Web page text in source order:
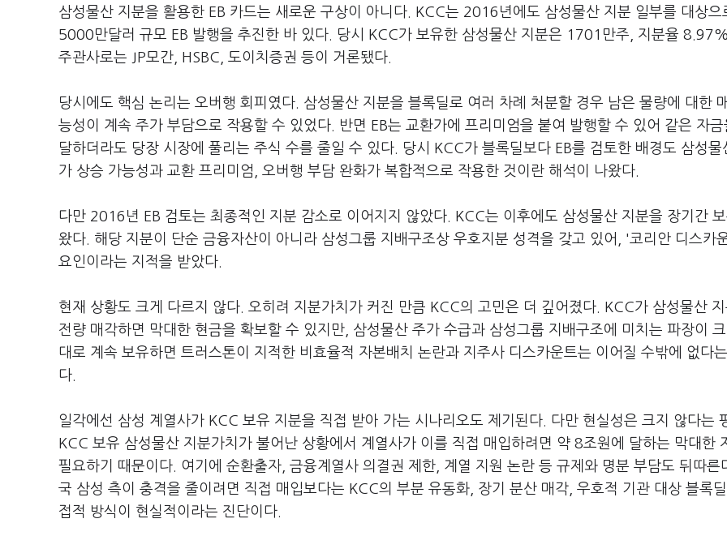
삼성물산 지분을 활용한 EB 카드는 새로운 구상이 아니다. KCC는 2016년에도 삼성물산 지분 일부를 대상으
5000만달러 규모 EB 발행을 추진한 바 있다. 당시 KCC가 보유한 삼성물산 지분은 1701만주, 지분율
주관사로는 JP모간, HSBC, 도이치증권 등이 거론됐다.
당시에도 핵심 논리는 오버행 회피였다. 삼성물산 지분을 블록딜로 여러 차례 처분할 경우 남은 물량에 대한
능성이 계속 주가 부담으로 작용할 수 있었다. 반면 EB는 교환가에 프리미엄을 붙여 발행할 수 있어 같은 자금
달하더라도 당장 시장에 풀리는 주식 수를 줄일 수 있다. 당시 KCC가 블록딜보다 EB를 검토한 배경도 삼성물
가 상승 가능성과 교환 프리미엄, 오버행 부담 완화가 복합적으로 작용한 것이란 해석이 나왔다.
다만 2016년 EB 검토는 최종적인 지분 감소로 이어지지 않았다. KCC는 이후에도 삼성물산 지분을 장기간 보
왔다. 해당 지분이 단순 금융자산이 아니라 삼성그룹 지배구조상 우호지분 성격을 갖고 있어, '코리안 디스카
요인이라는 지적을 받았다.
현재 상황도 크게 다르지 않다. 오히려 지분가치가 커진 만큼 KCC의 고민은 더 깊어졌다. KCC가 삼성물산
전량 매각하면 막대한 현금을 확보할 수 있지만, 삼성물산 주가 수급과 삼성그룹 지배구조에 미치는 파장이
대로 계속 보유하면 트러스톤이 지적한 비효율적 자본배치 논란과 지주사 디스카운트는 이어질 수밖에 없다
다.
일각에선 삼성 계열사가 KCC 보유 지분을 직접 받아 가는 시나리오도 제기된다. 다만 현실성은 크지 않다는
KCC 보유 삼성물산 지분가치가 불어난 상황에서 계열사가 이를 직접 매입하려면 약 8조원에 달하는 막대한
필요하기 때문이다. 여기에 순환출자, 금융계열사 의결권 제한, 계열 지원 논란 등 규제와 명분 부담도 뒤따른
국 삼성 측이 충격을 줄이려면 직접 매입보다는 KCC의 부분 유동화, 장기 분산 매각, 우호적 기관 대상 블록
접적 방식이 현실적이라는 진단이다.